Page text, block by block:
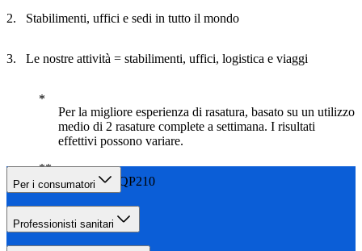
Stabilimenti, uffici e sedi in tutto il mondo
Le nostre attività = stabilimenti, uffici, logistica e viaggi
Per la migliore esperienza di rasatura, basato su un utilizzo
medio di 2 rasature complete a settimana. I risultati
effettivi possono variare.
Rispetto a QP210
Per i consumatori
Professionisti sanitari